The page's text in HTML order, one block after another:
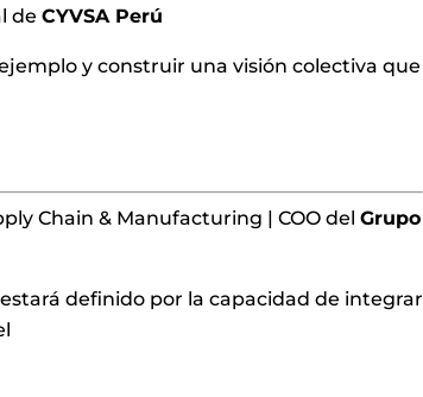
deCYVSA Perú
y construir una visión colectiva que
Chain & Manufacturing | COO delGrupo
definido por la capacidad de integrar